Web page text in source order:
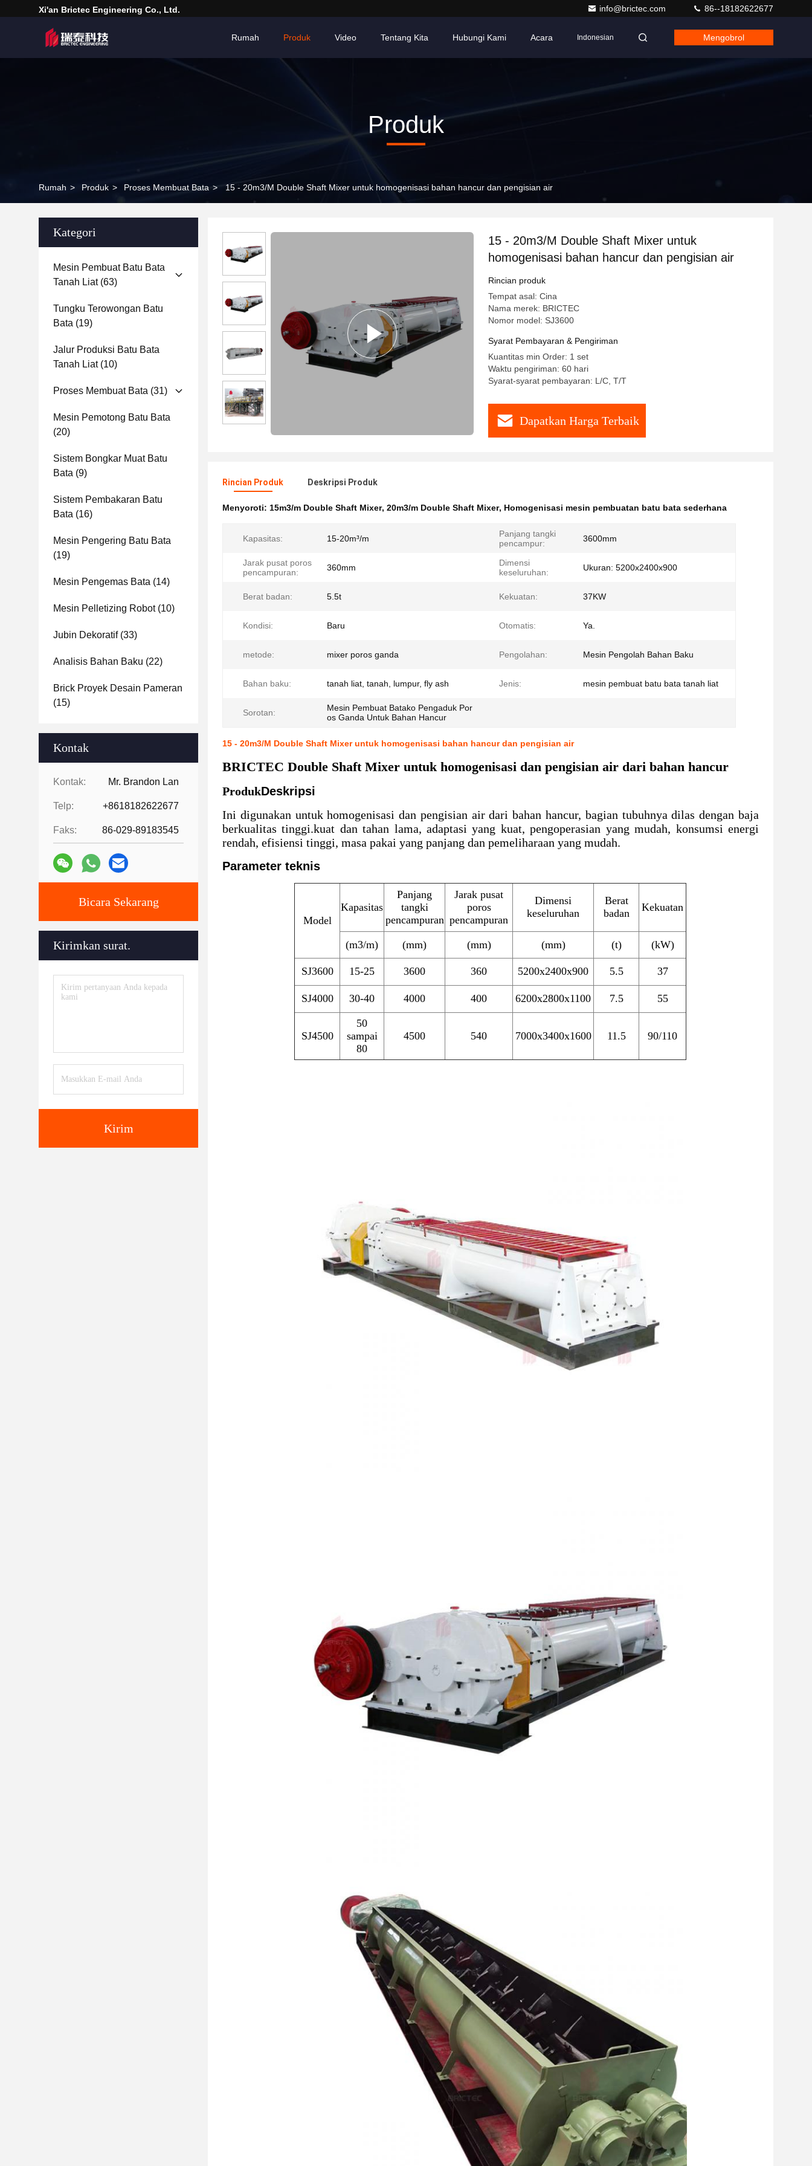
Xi'an Brictec Engineering Co., Ltd. info@brictec.com 86--18182622677
Rumah Produk Video Tentang Kita Hubungi Kami Acara Indonesian Mengobrol
Produk
Rumah > Produk > Proses Membuat Bata > 15 - 20m3/M Double Shaft Mixer untuk homogenisasi bahan hancur dan pengisian air
Kategori
Mesin Pembuat Batu Bata
Tanah Liat(63)
Tungku Terowongan Batu
Bata (19)
Jalur Produksi Batu Bata
Tanah Liat(10)
Proses Membuat Bata (31)
Mesin Pemotong Batu Bata
(20)
Sistem Bongkar Muat Batu
Bata (9)
Sistem Pembakaran Batu
Bata (16)
Mesin Pengering Batu Bata
(19)
Mesin Pengemas Bata (14)
Mesin Pelletizing Robot(10)
Jubin Dekoratif(33)
Analisis Bahan Baku (22)
Brick Proyek Desain Pameran
(15)
Kontak
Kontak: Mr. Brandon Lan
Telp: +8618182622677
Faks: 86-029-89183545
Bicara Sekarang
Kirimkan surat.
Kirim
15 - 20m3/M Double Shaft Mixer untuk
homogenisasi bahan hancur dan pengisian air
Rincian produk
Tempat asal: Cina
Nama merek: BRICTEC
Nomor model: SJ3600
Syarat Pembayaran & Pengiriman
Kuantitas min Order: 1 set
Waktu pengiriman: 60 hari
Syarat-syarat pembayaran: L/C, T/T
Dapatkan Harga Terbaik
Rincian Produk Deskripsi Produk
Menyoroti: 15m3/m Double Shaft Mixer, 20m3/m Double Shaft Mixer, Homogenisasi mesin pembuatan batu bata sederhana
Kapasitas: 15-20m³/m
Panjang tangki
pencampur:
3600mm
Jarak pusat poros
pencampuran:
360mm
Dimensi
keseluruhan:
Ukuran: 5200x2400x900
Berat badan: 5.5t Kekuatan: 37KW
Kondisi: Baru Otomatis: Ya.
metode: mixer poros ganda Pengolahan: Mesin Pengolah Bahan Baku
Bahan baku: tanah liat, tanah, lumpur, fly ash Jenis: mesin pembuat batu bata tanah liat
Sorotan:
Mesin Pembuat Batako Pengaduk Por
os Ganda Untuk Bahan Hancur
15 - 20m3/M Double Shaft Mixer untuk homogenisasi bahan hancur dan pengisian air
BRICTEC Double Shaft Mixer untuk homogenisasi dan pengisian air dari bahan hancur
ProdukDeskripsi
Ini digunakan untuk homogenisasi dan pengisian air dari bahan hancur, bagian tubuhnya dilas dengan baja
berkualitas tinggi.kuat dan tahan lama, adaptasi yang kuat, pengoperasian yang mudah, konsumsi energi
rendah, efisiensi tinggi, masa pakai yang panjang dan pemeliharaan yang mudah.
Parameter teknis
Model
Kapasitas
Panjang
tangki
pencampuran
Jarak pusat
poros
pencampuran
Dimensi
keseluruhan
Berat
badan
Kekuatan
(m3/m) (mm) (mm) (mm) (t) (kW)
SJ3600 15-25 3600 360 5200x2400x900 5.5 37
SJ4000 30-40 4000 400 6200x2800x1100 7.5 55
SJ4500
50
sampai
80
4500 540 7000x3400x1600 11.5 90/110